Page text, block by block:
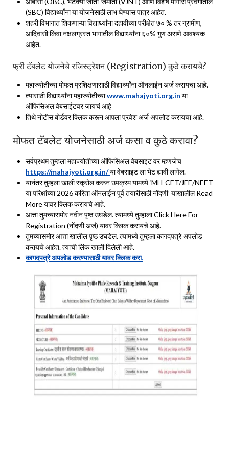
(SBC) विद्यार्थ्यांना या योजनेसाठी लाभ घेण्यास पात्र आहेत.
शहरी विभागात शिकणाऱ्या विद्यार्थ्यांना दहावीच्या परीक्षेत ७० % तर ग्रामीण,
आदिवासी किंवा नक्षलग्रस्त भागातील विद्यार्थ्यांना ६०% गुण असणे आवश्यक
आहेत.
फ्री टॅबलेट योजनेचे रजिस्ट्रेशन (Registration) कुठे करायचे?
महाज्योतीच्या मोफत प्रशिक्षणासाठी विद्यार्थ्यांना ऑनलाईन अर्ज करायचा आहे.
त्यासाठी विद्यार्थ्यांना महाज्योतीच्याwww.mahajyoti.org.in या
ऑफिसिअल वेबसाईटवर जायचं आहे
तिथे नोटीस बोर्डवर क्लिक करून आपला प्रवेश अर्ज अपलोड करायचा आहे.
मोफत टॅबलेट योजनेसाठी अर्ज कसा व कुठे करावा?
सर्वप्रथम तुम्हला महाज्योतीच्या ऑफिसिअल वेबसाइट वर म्हणजेच
https://mahajyoti.org.in/या वेबसाइट ला भेट द्यावी लागेल.
यानंतर तुम्हला खाली स्क्रोल करून उपक्रम यामध्ये ‘MH-CET/JEE/NEET
या परिक्षांच्या 2026 करिता ऑनलाईन पूर्व तयारीसाठी नोंदणी’ याखालील Read
More यावर क्लिक करायचे आहे.
आत्ता तुमच्यासमोर नवीन पृष्ठ उघडेल. त्यामध्ये तुम्हाला Click Here For
Registration (नोंदणी अर्ज) यावर क्लिक करायचे आहे.
तुमच्यासमोर आत्ता खालील पृष्ठ उघडेल. त्यामध्ये तुम्हला कागदपत्रे अपलोड
करायचे आहेत. त्याची लिंक खाली दिलेली आहे.
कागदपत्रे अपलोड करण्यासाठी यावर क्लिक करा.